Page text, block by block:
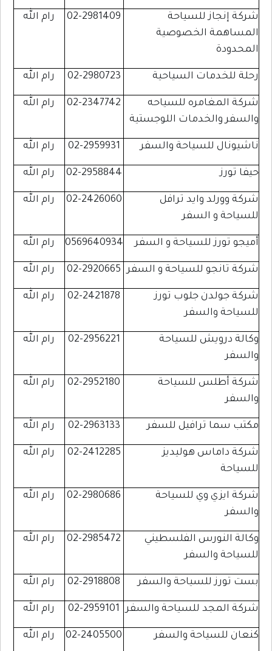
شركة إنجاز للسياحة
المساهمة الخصوصية
المحدودة
02-2981409 رام الله
رحلة للخدمات السياحية 02-2980723 رام الله
شركة المغامره للسياحه
والسفر والخدمات اللوجستية
02-2347742 رام الله
ناشيونال للسياحة والسفر 02-2959931 رام الله
حيفا تورز 02-2958844 رام الله
شركة وورلد وايد ترافل
للسياحة و السفر
02-2426060 رام الله
أميجو تورز للسياحة و السفر 0569640934 رام الله
شركة تانجو للسياحة و السفر 02-2920665 رام الله
شركة جولدن جلوب تورز
للسياحة والسفر
02-2421878 رام الله
وكالة درويش للسياحة
والسفر
02-2956221 رام الله
شركة أطلس للسياحة
والسفر
02-2952180 رام الله
مكتب سما ترافيل للسفر 02-2963133 رام الله
شركة داماس هوليديز
للسياحة
02-2412285 رام الله
شركة ايزي وي للسياحة
والسفر
02-2980686 رام الله
وكالة النورس الفلسطيني
للسياحة والسفر
02-2985472 رام الله
بست تورز للسياحة والسفر 02-2918808 رام الله
شركة المجد للسياحة والسفر 02-2959101 رام الله
كنعان للسياحة والسفر 02-2405500 رام الله